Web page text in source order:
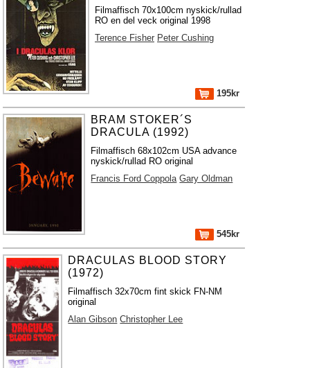
Filmaffisch 70x100cm nyskick/rullad
RO en del veck original 1998
Terence Fisher Peter Cushing
195kr
BRAM STOKER´S
DRACULA (1992)
Filmaffisch 68x102cm USA advance
nyskick/rullad RO original
Francis Ford Coppola Gary Oldman
545kr
DRACULAS BLOOD STORY
(1972)
Filmaffisch 32x70cm fint skick FN-NM
original
Alan Gibson Christopher Lee